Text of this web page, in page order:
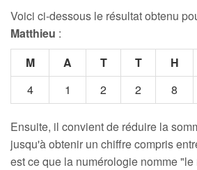
Voici ci-dessous le résultat obtenu
Matthieu :
M
A T T H
4
1 2 2 8
Ensuite, il convient de réduire la
jusqu'à obtenir un chiffre compris
est ce que la numérologie nomme "le